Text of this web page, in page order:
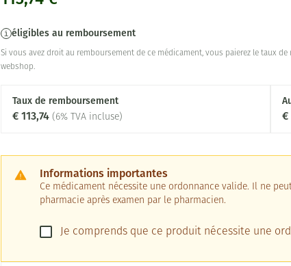
éligibles au remboursement
Si vous avez droit au remboursement de ce médicament, vous paierez le taux
webshop.
Taux de remboursement
€ 113,74 (6% TVA incluse) €
Informations importantes
Ce médicament nécessite une ordonnance valide. Il ne
pharmacie après examen par le pharmacien.
Je comprends que ce produit nécessite une